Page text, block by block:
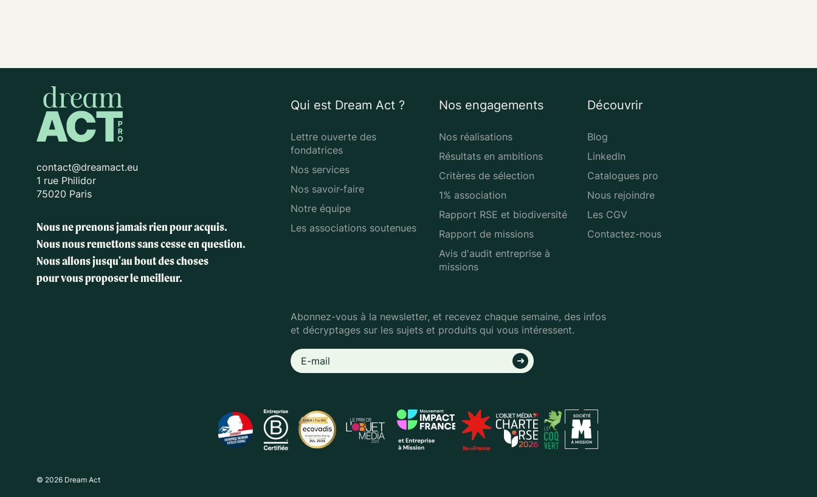
contact@dreamact.eu
1 rue Philidor
75020 Paris
Nous ne prenons jamais rien pour acquis.
Nous nous remettons sans cesse en question.
Nous allons jusqu'au bout des choses
pour vous proposer le meilleur.
Qui est Dream Act ?
Lettre ouverte des
fondatrices
Nos services
Nos savoir-faire
Notre équipe
Les associations soutenues
Nos engagements
Nos réalisations
Résultats en ambitions
Critères de sélection
1% association
Rapport RSE et biodiversité
Rapport de missions
Avis d'audit entreprise à
missions
Découvrir
Blog
LinkedIn
Catalogues pro
Nous rejoindre
Les CGV
Contactez-nous
Abonnez-vous à la newsletter, et recevez chaque semaine, des infos
et décryptages sur les sujets et produits qui vous intéressent.
© 2026 Dream Act